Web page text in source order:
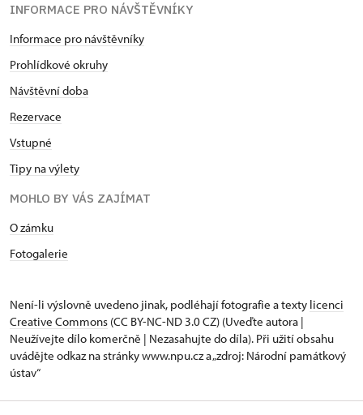
INFORMACE PRO NÁVŠTĚVNÍKY
Informace pro návštěvníky
Prohlídkové okruhy
Návštěvní doba
Rezervace
Vstupné
Tipy na výlety
MOHLO BY VÁS ZAJÍMAT
O zámku
Fotogalerie
Není-li výslovně uvedeno jinak, podléhají fotografie a texty licenci
Creative Commons (CC BY-NC-ND 3.0 CZ) (Uveďte autora |
Neužívejte dílo komerčně | Nezasahujte do díla). Při užití obsahu
uvádějte odkaz na stránky www.npu.cz a „zdroj: Národní památkový
ústav“